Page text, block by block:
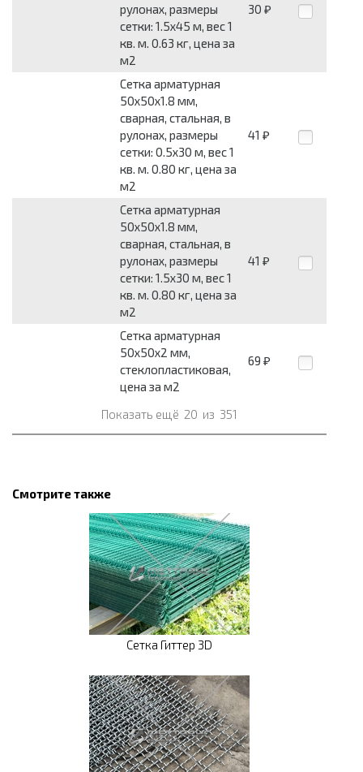
рулонах, размеры
сетки: 1.5x45 м, вес 1
кв. м. 0.63 кг, цена за
м2
30 ₽
Сетка арматурная
50x50x1.8 мм,
сварная, стальная, в
рулонах, размеры
сетки: 0.5x30 м, вес 1
кв. м. 0.80 кг, цена за
м2
41 ₽
Сетка арматурная
50x50x1.8 мм,
сварная, стальная, в
рулонах, размеры
сетки: 1.5x30 м, вес 1
кв. м. 0.80 кг, цена за
м2
41 ₽
Сетка арматурная
50x50x2 мм,
стеклопластиковая,
цена за м2
69 ₽
Показать ещё 20 из 351
Смотрите также
Сетка Гиттер 3D